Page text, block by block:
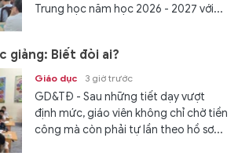
Trung học năm học 2026 - 2027 với...
giảng: Biết đòi ai?
Giáo dục 3 giờ trước
GD&TĐ - Sau những tiết dạy vượt
định mức, giáo viên không chỉ chờ tiền
công mà còn phải tự lần theo hồ sơ...